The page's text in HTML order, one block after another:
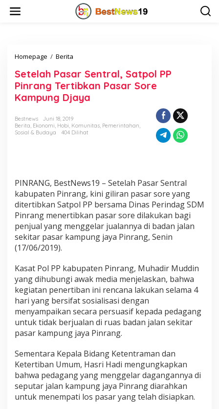
Homepage / Berita
t
e
l
a
a
s
n
t
r
a
l
,
a
o
P
P
P
i
n
r
a
g
T
e
r
t
i
Setelah Pasar Sentral, Satpol PP
Pinrang Tertibkan Pasar Sore
Kampung Djaya
Bestnews
Juni 18, 2019
Berita, Ekonomi, Hobi, Komunitas, Pemerintahan,
Sosial & Budaya
404 Dilihat
PINRANG, BestNews19 – Setelah Pasar Sentral
kabupaten Pinrang, kini giliran pasar sore yang
ditertibkan Satpol PP bersama Dinas Perindag SDM
Pinrang menertibkan pasar sore dilakukan bagi
penjual yang menggelar jualannya di badan jalan
sekitar pasar kampung jaya Pinrang, Senin
(17/06/2019).
Kasat Pol PP kabupaten Pinrang, Muhadir Muddin
yang dihubungi awak media menjelaskan, bahwa
kegiatan penertiban ini rencana lakukan selama 4
hari yang bersifat sosialisasi dengan
menyampaikan secara persuasif kepada pedagang
untuk tidak berjualan di ruas badan jalan sekitar
pasar kampung jaya Pinrang.
Sementara Kepala Bidang Ketentraman dan
Ketertiban Umum, Hasri Hadi mengungkapkan
bahwa pedagang yang menggelar dagangannya di
seputar jalan kampung jaya Pinrang diarahkan
untuk menempati los pasar yang telah disiapkan.